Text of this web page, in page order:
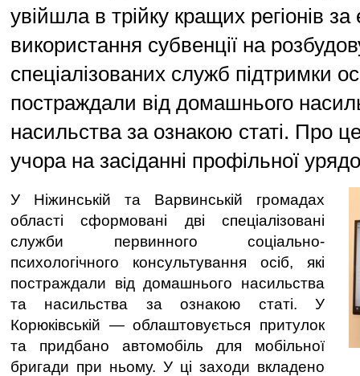
увійшла в трійку кращих регіонів
використання субвенції на
спеціалізованих служб підтримки
постраждали від домашнього
насильства за ознакою статі. Про
учора на засіданні профільної
У Ніжинській та Варвинській громадах
області сформовані дві спеціалізовані
служби первинного соціально-
психологічного консультування осіб, які
постраждали від домашнього насильства
та насильства за ознакою статі. У
Корюківській — облаштовується притулок
та придбано автомобіль для мобільної
бригади при ньому. У ці заходи вкладено